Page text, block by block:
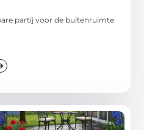
partij voor de buitenruimte